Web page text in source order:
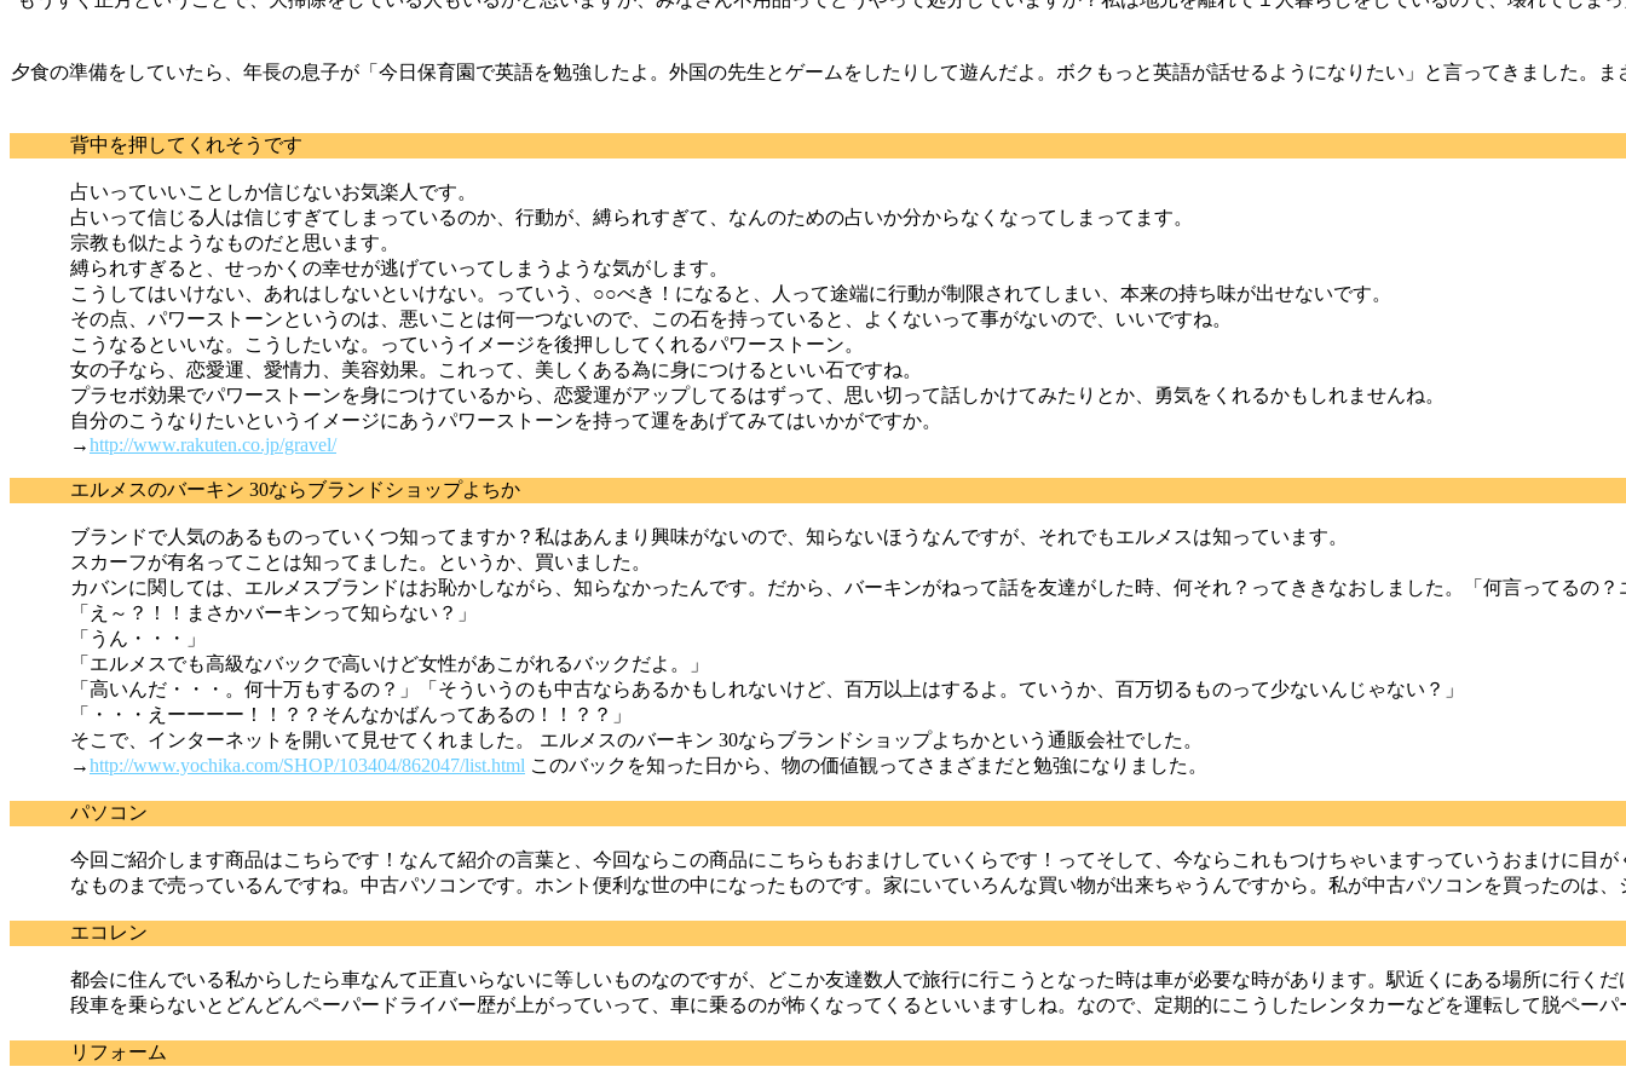
夕食の準備をしていたら、年長の息子が「今日保育園で英語を勉強したよ。外国の先生とゲームをしたりして遊んだよ。ボクもっと英語が話せるようになりたい」と言ってきました
背中を押してくれそうです
占いっていいことしか信じないお気楽人です。
占いって信じる人は信じすぎてしまっているのか、行動が、縛られすぎて、なんのための占いか分からなくなってしまってます。
宗教も似たようなものだと思います。
縛られすぎると、せっかくの幸せが逃げていってしまうような気がします。
こうしてはいけない、あれはしないといけない。っていう、○○べき！になると、人って途端に行動が制限されてしまい、本来の持ち味が出せないです。
その点、パワーストーンというのは、悪いことは何一つないので、この石を持っていると、よくないって事がないので、いいですね。
こうなるといいな。こうしたいな。っていうイメージを後押ししてくれるパワーストーン。
女の子なら、恋愛運、愛情力、美容効果。これって、美しくある為に身につけるといい石ですね。
プラセボ効果でパワーストーンを身につけているから、恋愛運がアップしてるはずって、思い切って話しかけてみたりとか、勇気をくれるかもしれませんね。
自分のこうなりたいというイメージにあうパワーストーンを持って運をあげてみてはいかがですか。
→http://www.rakuten.co.jp/gravel/
エルメスのバーキン 30ならブランドショップよちか
ブランドで人気のあるものっていくつ知ってますか？私はあんまり興味がないので、知らないほうなんですが、それでもエルメスは知っています。
スカーフが有名ってことは知ってました。というか、買いました。
カバンに関しては、エルメスブランドはお恥かしながら、知らなかったんです。だから、バーキンがねって話を友達がした時、何それ？ってききなおしました。「何言ってるの
「え～？！！まさかバーキンって知らない？」
「うん・・・」
「エルメスでも高級なバックで高いけど女性があこがれるバックだよ。」
「高いんだ・・・。何十万もするの？」「そういうのも中古ならあるかもしれないけど、百万以上はするよ。ていうか、百万切るものって少ないんじゃない？」
「・・・えーーーー！！？？そんなかばんってあるの！！？？」
そこで、インターネットを開いて見せてくれました。 エルメスのバーキン 30ならブランドショップよちかという通販会社でした。
→http://www.yochika.com/SHOP/103404/862047/list.html このバックを知った日から、物の価値観ってさまざまだと勉強になりました。
パソコン
今回ご紹介します商品はこちらです！なんて紹介の言葉と、今回ならこの商品にこちらもおまけしていくらです！ってそして、今ならこれもつけちゃいますっていうおまけに
なものまで売っているんですね。中古パソコンです。ホント便利な世の中になったものです。家にいていろんな買い物が出来ちゃうんですから。私が中古パソコンを買ったのは
エコレン
都会に住んでいる私からしたら車なんて正直いらないに等しいものなのですが、どこか友達数人で旅行に行こうとなった時は車が必要な時があります。駅近くにある場所に行
段車を乗らないとどんどんペーパードライバー歴が上がっていって、車に乗るのが怖くなってくるといいますしね。なので、定期的にこうしたレンタカーなどを運転して脱ペ
リフォーム